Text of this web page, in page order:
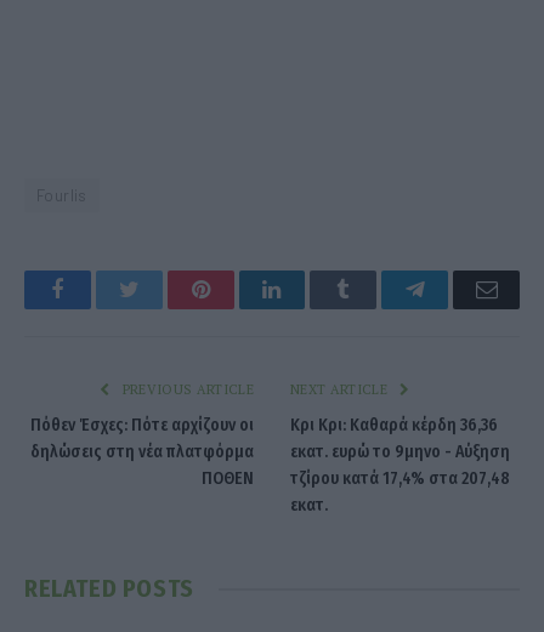
Facebook Twitter PinterestLinkedIn Tumblr Telegram
PREVIOUS ARTICLE
Πόθεν Έσχες: Πότε αρχίζουν οι
δηλώσεις στη νέα πλατφόρμα
ΠΟΘΕΝ
NEXT ARTICLE
Κρι Κρι: Καθαρά κέρδη 36,36
εκατ. ευρώ το 9μηνο - Αύξηση
τζίρου κατά 17,4% στα 207,48
εκατ.
RELATED POSTS